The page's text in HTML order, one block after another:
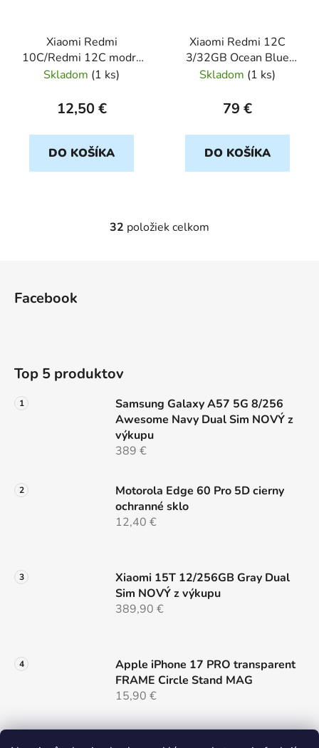
Xiaomi Redmi
10C/Redmi 12C modry
CANVAS BOOK
Skladom (1 ks)
12,50 €
DO KOŠÍKA
Xiaomi Redmi 12C
3/32GB Ocean Blue
Dual Sim Trieda B
Skladom (1 ks)
79 €
DO KOŠÍKA
O
v
k
p
i
s
32 položiek celkom
Facebook
Top 5 produktov
Samsung Galaxy A57 5G 8/256
Awesome Navy Dual Sim NOVÝ z
výkupu
389 €
Motorola Edge 60 Pro 5D cierny
ochranné sklo
12,40 €
Xiaomi 15T 12/256GB Gray Dual
Sim NOVÝ z výkupu
389,90 €
Apple iPhone 17 PRO transparent
FRAME Circle Stand MAG
15,90 €